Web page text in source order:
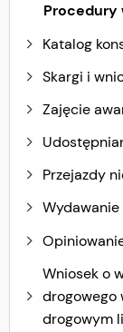
Procedury
Katalog
Skargi i
Zajęcie
Przejazdy
Wniosek o
drogowego
drogowym